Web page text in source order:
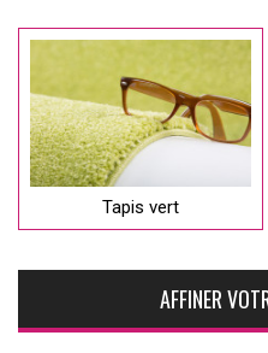
Tapis vert
AFFINER